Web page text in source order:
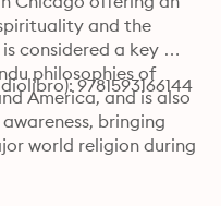
and the
considered a key
philosophies of
America, and is also
bringing
world religion during
9781593166144